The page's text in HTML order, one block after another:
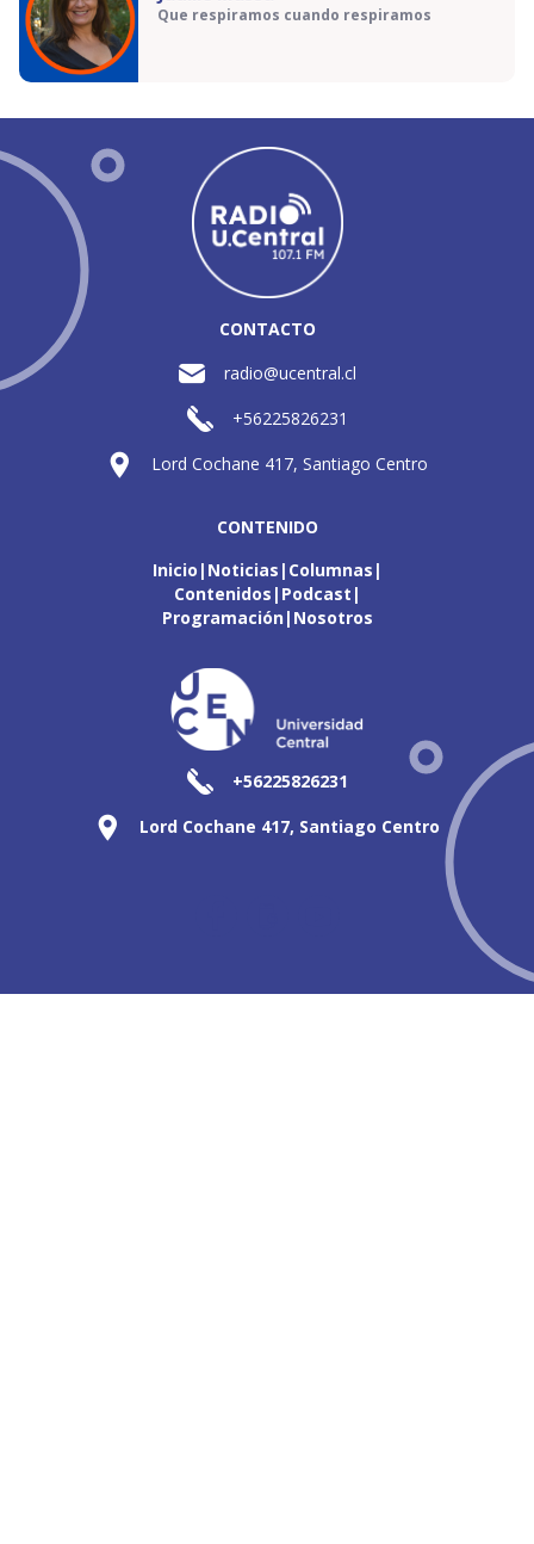
Que respiramos cuando respiramos
CONTACTO
radio@ucentral.cl
+56225826231
Lord Cochane 417, Santiago Centro
CONTENIDO
Inicio Noticias Columnas
Contenidos Podcast
Programación Nosotros
+56225826231
Lord Cochane 417, Santiago Centro